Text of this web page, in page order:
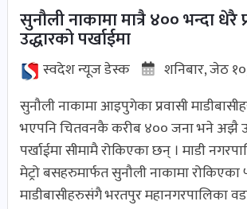
सुनौली नाकामा मात्रै ४०० भन्दा धेरै
उद्धारको पर्खाईमा
स्वदेश न्यूज डेस्क
शनिबार, जेठ
सुनौली नाकामा आइपुगेका प्रवासी
भएपनि चितवनकै करीब ४०० जना भने अझै
पर्खाईमा सीमामै रोकिएका छन् । माडी
मेट्रो बसहरुमार्फत सुनौली नाकामा
माडीबासीहरुसंगै भरतपुर महानगरपालिका